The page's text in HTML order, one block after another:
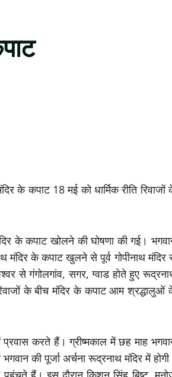
के कपाट 18 मई को धार्मिक रीति रिवाजों
के कपाट खोलने की घोषणा की गई।
के कपाट खुलने से पूर्व गोपीनाथ मंदिर
से गंगोलगांव, सगर, ग्वाड होते हुए
के बीच मंदिर के कपाट आम श्रद्धालुओं
करते हैं। ग्रीष्मकाल में छह माह
की पूर्जा अर्चना रूद्रनाथ मंदिर में